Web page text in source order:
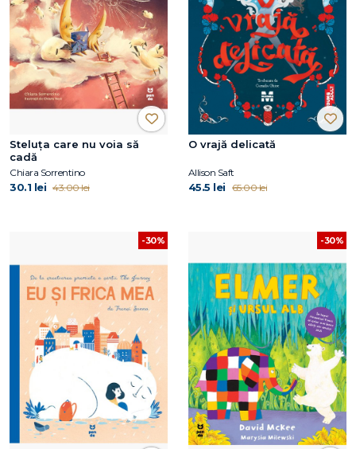
Steluța care nu voia să
cadă
Chiara Sorrentino
30.1 lei 43.00 lei
O vrajă delicată
Allison Saft
45.5 lei 65.00 lei
-30% -30%